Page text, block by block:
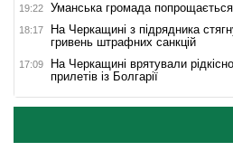
19:22 Уманська громада
18:17
На Черкащині з підрядника
гривень штрафних санкцій
17:09
На Черкащині врятували
прилетів із Болгарії